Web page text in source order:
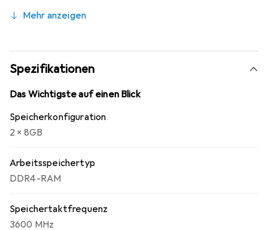
gebürstetem Aluminium und pulverbeschichtetem Silber
Ihrer nächsten Generation Kraft und Kühnheit. Inspiriert
von den Rennstreifen von Sport- und Supersportwagen,
weist der Trident Z Neo eine abgeschrägte Kante
entlang der Oberseite des charakteristischen Drei-
ein glattes und sauberes Aussehen zu erzielen.
Mehr anzeigen
Spezifikationen
Das Wichtigste auf einen Blick
Speicherkonfiguration
2 x 8GB
Arbeitsspeichertyp
DDR4-RAM
Speichertaktfrequenz
3600 MHz